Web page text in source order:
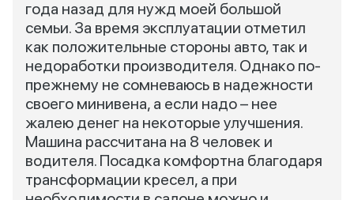
года назад для нужд моей большой
семьи. За время эксплуатации отметил
как положительные стороны авто, так и
недоработки производителя. Однако по-
прежнему не сомневаюсь в надежности
своего минивена, а если надо – нее
жалею денег на некоторые улучшения.
Машина рассчитана на 8 человек и
водителя. Посадка комфортна благодаря
трансформации кресел, а при